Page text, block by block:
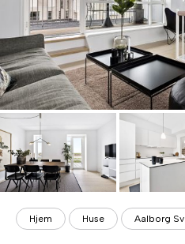
Hjem Huse Aalborg Sv